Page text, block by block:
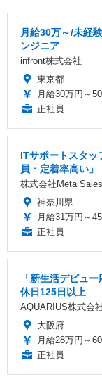
月給30万～/未経
ンジニア
infront株式会社
東京都
月給30万円～
正社員
ITサポートスタッ
員・定着率高い
株式会社Meta Sales
神奈川県
月給31万円～
正社員
「新生活デビュ
休日125日以上
AQUARIUS株式会
大阪府
月給28万円～
正社員